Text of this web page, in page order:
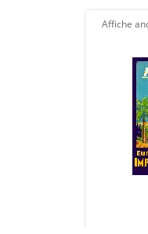
Affiche